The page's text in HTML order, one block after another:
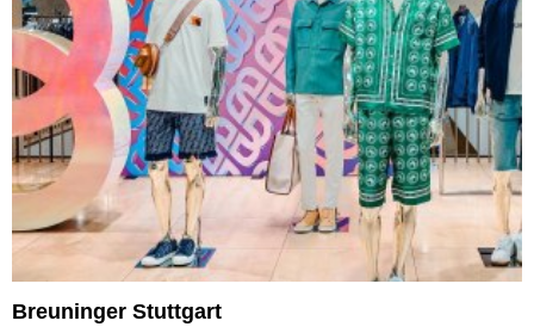
Breuninger Stuttgart